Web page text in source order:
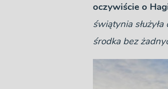
oczywiście o
świątynia
środka bez